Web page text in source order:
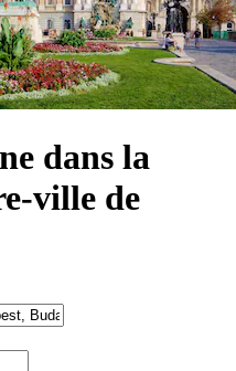
dans la
ville de